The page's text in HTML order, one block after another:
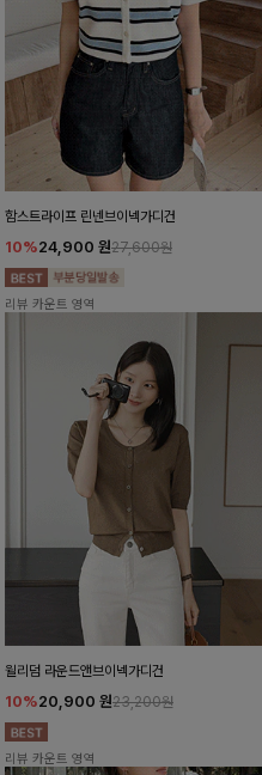
함스트라이프 린넨브이넥가디건
10%24,900 원27,600원
리뷰 카운트 영역
윌리덤 라운드앤브이넥가디건
10%20,900 원23,200원
리뷰 카운트 영역